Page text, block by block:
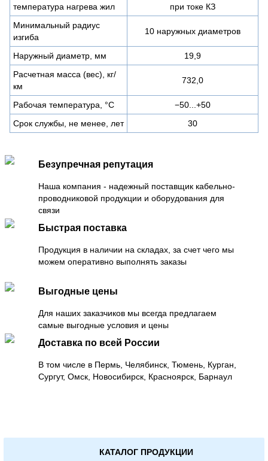
температура нагрева жил
при токе КЗ
Минимальный радиус
изгиба
10 наружных диаметров
Наружный диаметр, мм
19,9
Расчетная масса (вес), кг/
км
732,0
Рабочая температура, °C
−50...+50
Срок службы, не менее, лет
30
Безупречная репутация
Наша компания - надежный поставщик кабельно-
проводниковой продукции и оборудования для
связи
Быстрая поставка
Продукция в наличии на складах, за счет чего мы
можем оперативно выполнять заказы
Выгодные цены
Для наших заказчиков мы всегда предлагаем
самые выгодные условия и цены
Доставка по всей России
В том числе в Пермь, Челябинск, Тюмень, Курган,
Сургут, Омск, Новосибирск, Красноярск, Барнаул
КАТАЛОГ ПРОДУКЦИИ